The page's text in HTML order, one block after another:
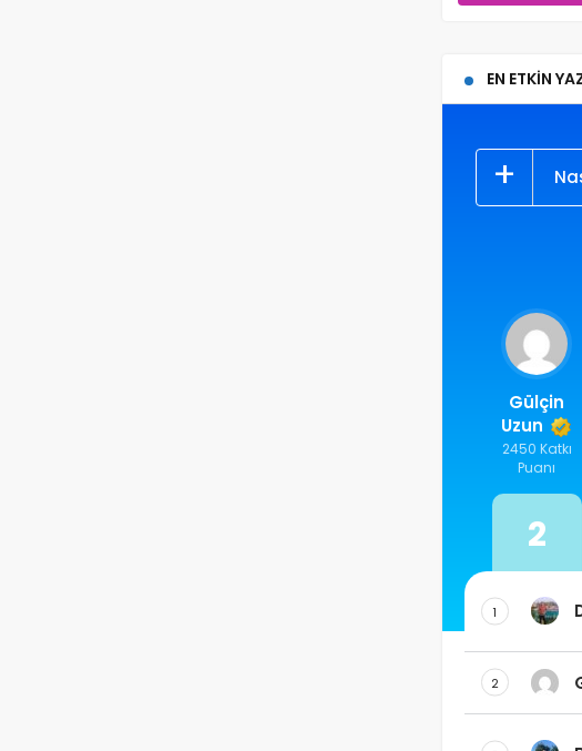
EN ETKIN
Gülçin
Uzun
2450 Katkı
Puanı
2
1
2